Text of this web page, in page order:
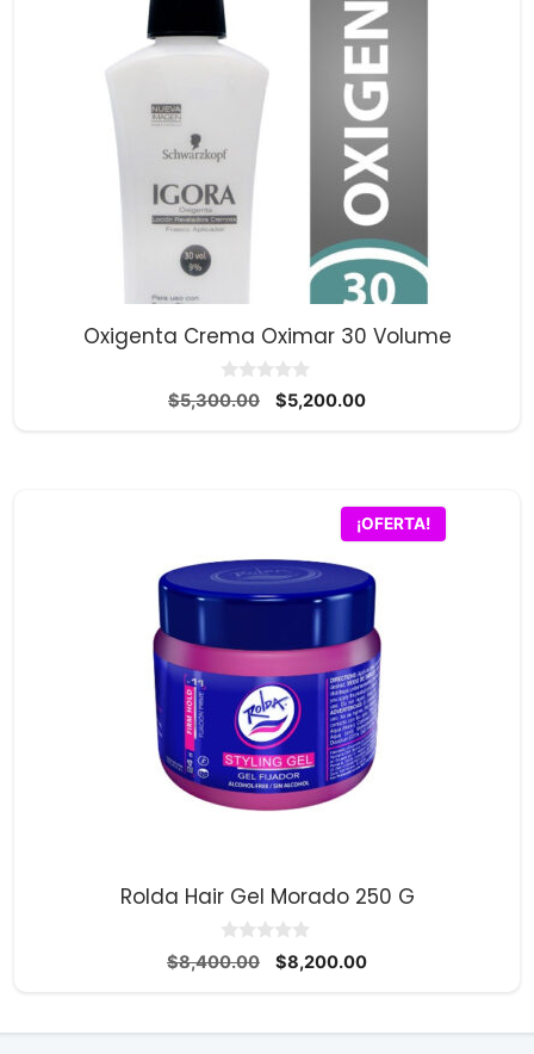
Oxigenta Crema Oximar 30 Volume
0
d
$5,300.00
El
$5,200.00El
¡OFERTA!
Rolda Hair Gel Morado 250 G
0
d
$8,400.00
El
era:
$8,200.00El
es: